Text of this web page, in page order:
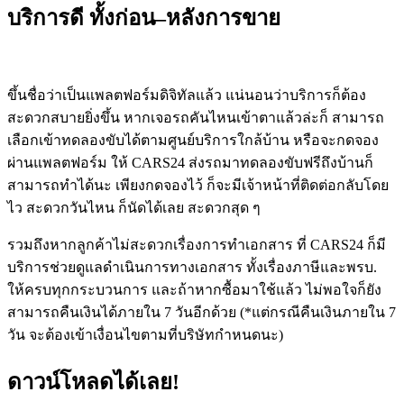
บริการดี ทั้งก่อน–หลังการขาย
ขึ้นชื่อว่าเป็นแพลตฟอร์มดิจิทัลแล้ว แน่นอนว่าบริการก็ต้อง
สะดวกสบายยิ่งขึ้น หากเจอรถคันไหนเข้าตาแล้วล่ะก็ สามารถ
เลือกเข้าทดลองขับได้ตามศูนย์บริการใกล้บ้าน หรือจะกดจอง
ผ่านแพลตฟอร์ม ให้ CARS24 ส่งรถมาทดลองขับฟรีถึงบ้านก็
สามารถทำได้นะ เพียงกดจองไว้ ก็จะมีเจ้าหน้าที่ติดต่อกลับโดย
ไว สะดวกวันไหน ก็นัดได้เลย สะดวกสุด ๆ
รวมถึงหากลูกค้าไม่สะดวกเรื่องการทำเอกสาร ที่ CARS24 ก็มี
บริการช่วยดูแลดำเนินการทางเอกสาร ทั้งเรื่องภาษีและพรบ.
ให้ครบทุกกระบวนการ และถ้าหากซื้อมาใช้แล้ว ไม่พอใจก็ยัง
สามารถคืนเงินได้ภายใน 7 วันอีกด้วย (*แต่กรณีคืนเงินภายใน 7
วัน จะต้องเข้าเงื่อนไขตามที่บริษัทกำหนดนะ)
ดาวน์โหลดได้เลย!